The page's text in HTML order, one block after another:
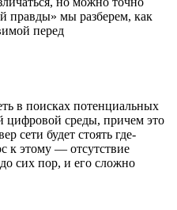
правды» мы разберем, как
перед
в поисках потенциальных
цифровой среды, причем это
сети будет стоять где-
к этому — отсутствие
сих пор, и его сложно